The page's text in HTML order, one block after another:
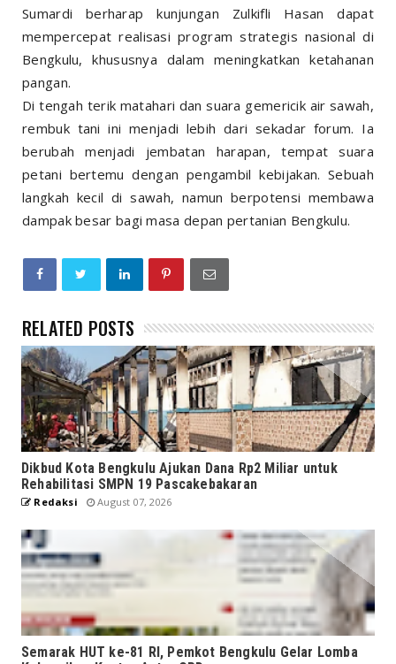
Sumardi berharap kunjungan Zulkifli Hasan dapat
mempercepat realisasi program strategis nasional di
Bengkulu, khususnya dalam meningkatkan ketahanan
pangan.
Di tengah terik matahari dan suara gemericik air sawah,
rembuk tani ini menjadi lebih dari sekadar forum. Ia
berubah menjadi jembatan harapan, tempat suara
petani bertemu dengan pengambil kebijakan. Sebuah
langkah kecil di sawah, namun berpotensi membawa
dampak besar bagi masa depan pertanian Bengkulu.
RELATED POSTS
Dikbud Kota Bengkulu Ajukan Dana Rp2 Miliar untuk
Rehabilitasi SMPN 19 Pascakebakaran
Redaksi August 07, 2026
Semarak HUT ke-81 RI, Pemkot Bengkulu Gelar Lomba